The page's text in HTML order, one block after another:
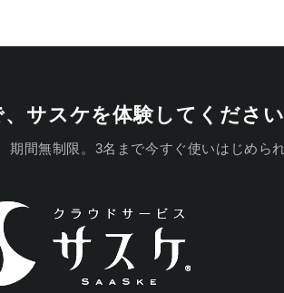
サスケを体験してください
期間無制限。 3名まで今すぐ使いはじめられ